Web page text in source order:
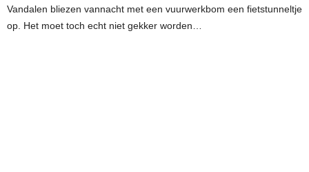
Vandalen bliezen vannacht met een vuurwerkbom een fietstunneltje
op. Het moet toch echt niet gekker worden…